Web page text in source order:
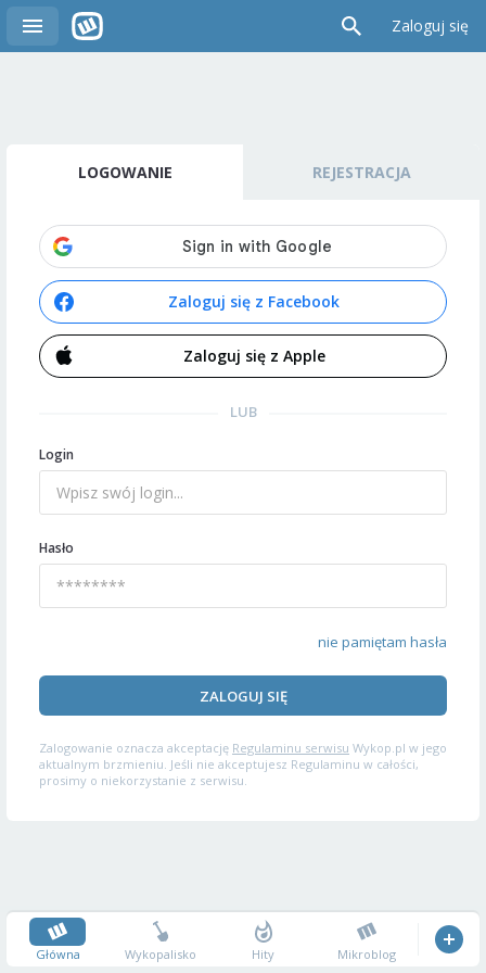
Zaloguj się
LOGOWANIE REJESTRACJA
Zaloguj się z Facebook
Zaloguj się z Apple
LUB
Login
Hasło
nie pamiętam hasła
ZALOGUJ SIĘ
Zalogowanie oznacza akceptację Regulaminu serwisu Wykop.pl w jego
aktualnym brzmieniu. Jeśli nie akceptujesz Regulaminu w całości,
prosimy o niekorzystanie z serwisu.
Główna Wykopalisko Hity Mikroblog